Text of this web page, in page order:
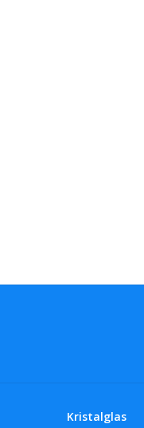
Kristalglas